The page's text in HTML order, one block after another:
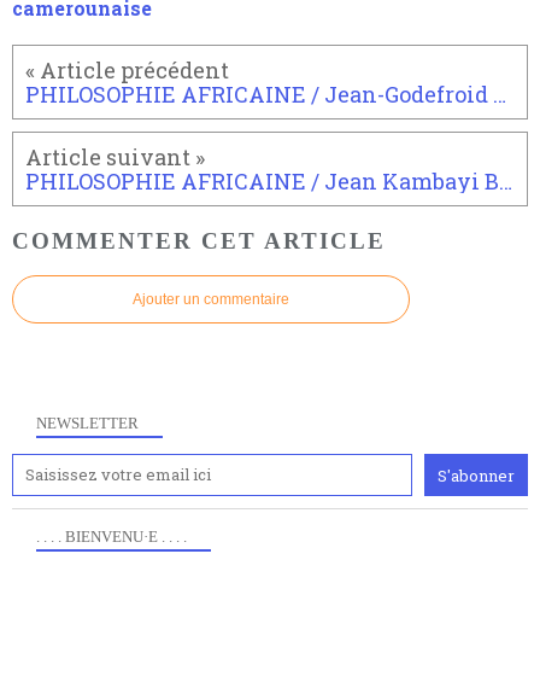
camerounaise
PHILOSOPHIE AFRICAINE / Jean-Godefroid Bidima
PHILOSOPHIE AFRICAINE / Jean Kambayi Bwatshia
COMMENTER CET ARTICLE
Ajouter un commentaire
NEWSLETTER
. . . . BIENVENU·E . . . .